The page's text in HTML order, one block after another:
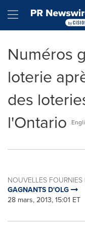
Hamburger
Numéros
loterie
des
l'Ontario
NOUVELLES FOURNIES
GAGNANTS D'OLG
28 mars, 2013, 15:01 ET